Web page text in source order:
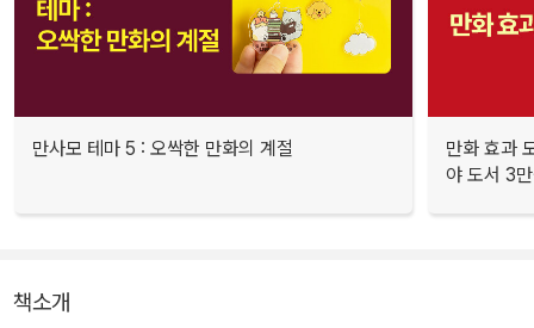
만사모 테마 5 : 오싹한 만화의 계절
만화 효과
야 도서 3
책소개